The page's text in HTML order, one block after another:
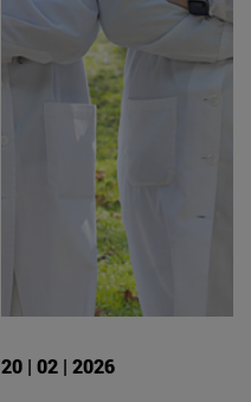
20 | 02 | 2026